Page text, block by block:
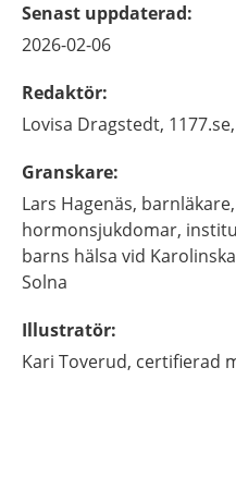
Senast uppdaterad:
2026-02-06
Redaktör:
Lovisa Dragstedt,
Granskare:
Lars Hagenäs,
hormonsjukdomar,
barns hälsa vid
Solna
Illustratör:
Kari Toverud, certifierad